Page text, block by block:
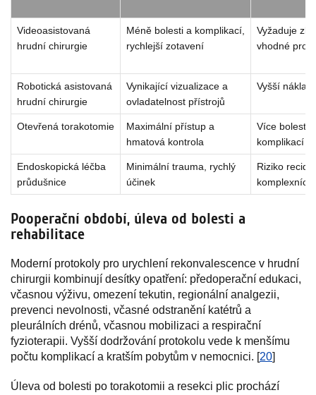
Videoasistovaná
hrudní chirurgie
Méně bolesti a komplikací,
rychlejší zotavení
Vyžaduje
vhodné pro
Robotická asistovaná
hrudní chirurgie
Vynikající vizualizace a
ovladatelnost přístrojů
Vyšší
Otevřená torakotomie
Maximální přístup a
hmatová kontrola
Více bolesti,
komplikací
Endoskopická léčba
průdušnice
Minimální trauma, rychlý
účinek
Riziko
komplexních
Pooperační období, úleva od bolesti a
rehabilitace
Moderní protokoly pro urychlení rekonvalescence v hrudní
chirurgii kombinují desítky opatření: předoperační edukaci,
včasnou výživu, omezení tekutin, regionální analgezii,
prevenci nevolnosti, včasné odstranění katétrů a
pleurálních drénů, včasnou mobilizaci a respirační
fyzioterapii. Vyšší dodržování protokolu vede k menšímu
počtu komplikací a kratším pobytům v nemocnici. [20]
Úleva od bolesti po torakotomii a resekci plic prochází